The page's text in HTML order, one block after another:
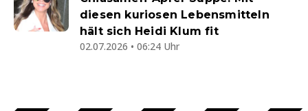
diesen kuriosen Lebensmitteln
hält sich Heidi Klum fit
02.07.2026 • 06:24 Uhr